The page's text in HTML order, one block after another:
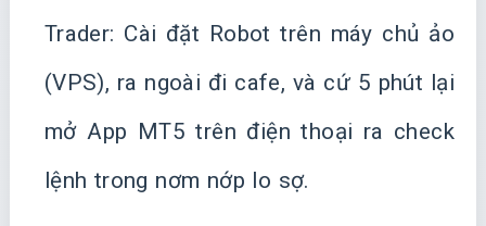
Trader: Cài đặt Robot trên máy chủ ảo
(VPS), ra ngoài đi cafe, và cứ 5 phút lại
mở App MT5 trên điện thoại ra check
lệnh trong nơm nớp lo sợ.